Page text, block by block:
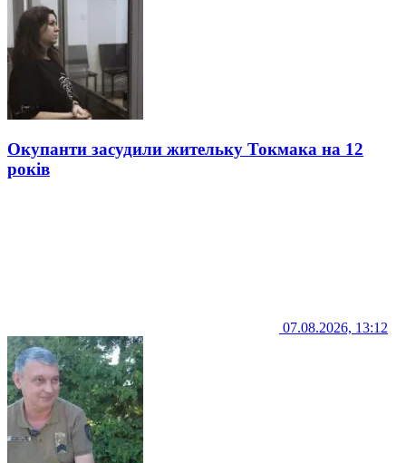
Окупанти засудили жительку Токмака на 12
років
07.08.2026, 13:12